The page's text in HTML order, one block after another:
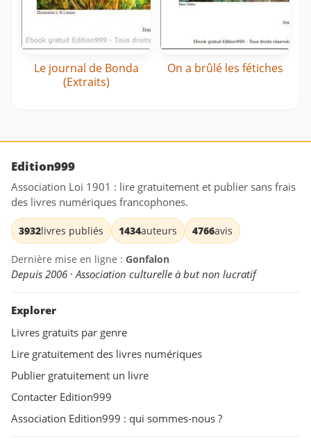
Le journal de Bonda
(Extraits)
On a brûlé les fétiches
Edition999
Association Loi 1901 : lire gratuitement et publier sans frais
des livres numériques francophones.
3932livres publiés 1434auteurs 4766avis
Dernière mise en ligne : Gonfalon
Depuis 2006 · Association culturelle à but non lucratif
Explorer
Livres gratuits par genre
Lire gratuitement des livres numériques
Publier gratuitement un livre
Contacter Edition999
Association Edition999 : qui sommes-nous ?